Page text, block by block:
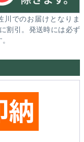
でのお届けとなりま
割引。発送時には必ず